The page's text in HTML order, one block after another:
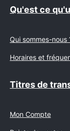
Qu'est ce
Qui sommes-nous
Horaires et
Titres de
Mon Compte